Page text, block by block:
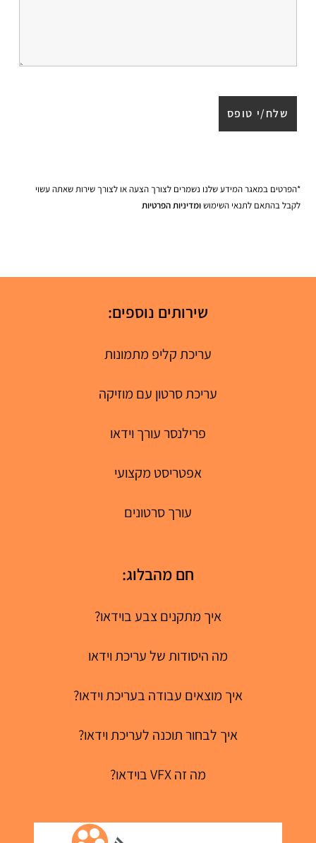
*הפרטים במאגר המידע שלנו נשמרים לצורך הצעה או לצורך שירות שאתה עשוי
לקבל בהתאם לתנאי השימוש ומדיניות הפרטיות
שירותים נוספים:
עריכת קליפ מתמונות
עריכת סרטון עם מוזיקה
פרילנסר עורך וידאו
אפטריסט מקצועי
עורך סרטונים
חם מהבלוג:
איך מתקנים צבע בוידאו?
מה היסודות של עריכת וידאו
איך מוצאים עבודה בעריכת וידאו?
איך לבחור תוכנה לעריכת וידאו?
מה זה VFX בוידאו?